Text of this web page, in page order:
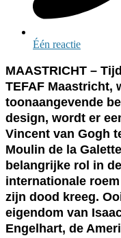
Één reactie
MAASTRICHT –
TEFAF Maastricht,
toonaangevende
design, wordt er
Vincent van Gogh
Moulin de la
belangrijke rol in
internationale
zijn dood kreeg.
eigendom van
Engelhart, de